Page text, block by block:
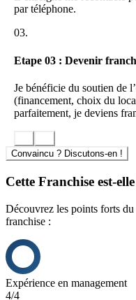
agences et les zones
par téléphone.
03.
Etape 03 : Devenir
Je bénéficie du soutien de
(financement, choix du
parfaitement, je deviens
Convaincu ? Discutons-en !
Cette Franchise est-
Découvrez les points forts
franchise :
Expérience en management
4/4